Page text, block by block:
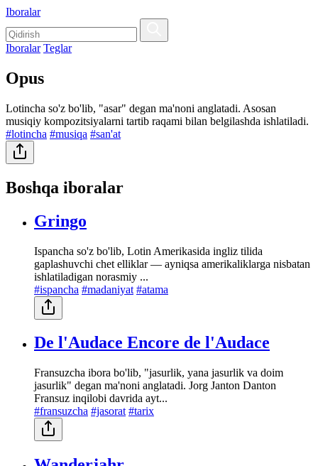
Iboralar
Iboralar Teglar
Opus
Lotincha so'z bo'lib, "asar" degan ma'noni anglatadi. Asosan
musiqiy kompozitsiyalarni tartib raqami bilan belgilashda ishlatiladi.
#lotincha #musiqa #san'at
Boshqa iboralar
Gringo
Ispancha so'z bo'lib, Lotin Amerikasida ingliz tilida
gaplashuvchi chet elliklar — ayniqsa amerikaliklarga nisbatan
ishlatiladigan norasmiy ...
#ispancha #madaniyat #atama
De l'Audace Encore de l'Audace
Fransuzcha ibora bo'lib, "jasurlik, yana jasurlik va doim
jasurlik" degan ma'noni anglatadi. Jorg Janton Danton
Fransuz inqilobi davrida ayt...
#fransuzcha #jasorat #tarix